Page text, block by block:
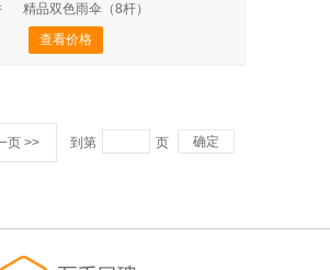
精品双色雨伞（8杆）
查看价格
页 >> 到第 页 确定